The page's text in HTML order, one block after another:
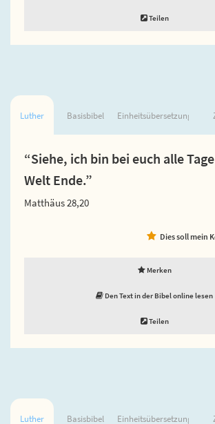
Teilen
Luther Basisbibel Einheitsübersetzung
“Siehe, ich bin bei euch alle
Welt Ende.”
Matthäus 28,20
Dies soll mein
Merken
Den Text in der Bibel online lesen
Teilen
Luther Basisbibel Einheitsübersetzung